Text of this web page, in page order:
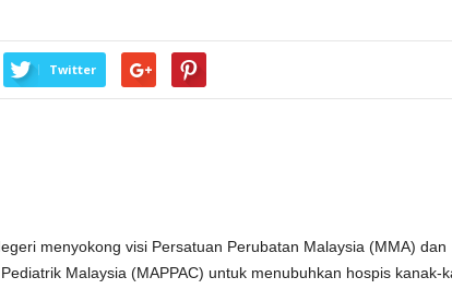
Twitter
menyokong visi Persatuan Perubatan Malaysia (MMA) dan
Malaysia (MAPPAC) untuk menubuhkan hospis kanak-